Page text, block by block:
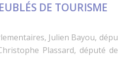
DE TOURISME
Julien Bayou,
Plassard, député